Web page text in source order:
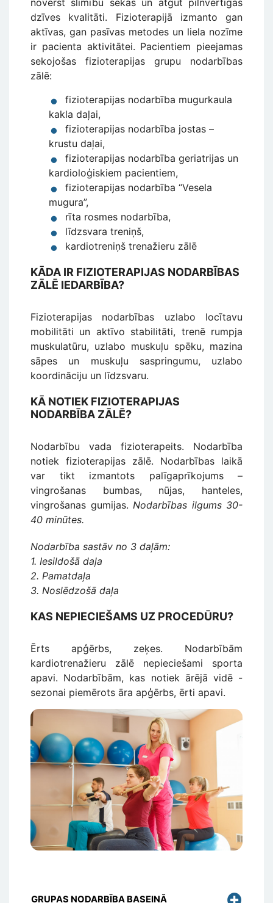
dzīves kvalitāti. Fizioterapijā izmanto gan
aktīvas, gan pasīvas metodes un liela nozīme
ir pacienta aktivitātei. Pacientiem pieejamas
sekojošas fizioterapijas grupu nodarbības
zālē:
fizioterapijas nodarbība mugurkaula
kakla daļai,
fizioterapijas nodarbība jostas –
krustu daļai,
fizioterapijas nodarbība geriatrijas un
kardioloģiskiem pacientiem,
fizioterapijas nodarbība “Vesela
mugura”,
rīta rosmes nodarbība,
līdzsvara treniņš,
kardiotreniņš trenažieru zālē
KĀDA IR FIZIOTERAPIJAS NODARBĪBAS
ZĀLĒ IEDARBĪBA?
Fizioterapijas nodarbības uzlabo locītavu
mobilitāti un aktīvo stabilitāti, trenē rumpja
muskulatūru, uzlabo muskuļu spēku, mazina
sāpes un muskuļu saspringumu, uzlabo
koordināciju un līdzsvaru.
KĀ NOTIEK FIZIOTERAPIJAS
NODARBĪBA ZĀLĒ?
Nodarbību vada fizioterapeits. Nodarbība
notiek fizioterapijas zālē. Nodarbības laikā
var tikt izmantots palīgaprīkojums –
vingrošanas bumbas, nūjas, hanteles,
vingrošanas gumijas. Nodarbības ilgums 30-
40 minūtes.
Nodarbība sastāv no 3 daļām:
1. Iesildošā daļa
2. Pamatdaļa
3. Noslēdzošā daļa
KAS NEPIECIEŠAMS UZ PROCEDŪRU?
Ērts apģērbs, zeķes. Nodarbībām
kardiotrenažieru zālē nepieciešami sporta
apavi. Nodarbībām, kas notiek ārējā vidē -
sezonai piemērots āra apģērbs, ērti apavi.
Attēls
GRUPAS NODARBĪBA BASEINĀ